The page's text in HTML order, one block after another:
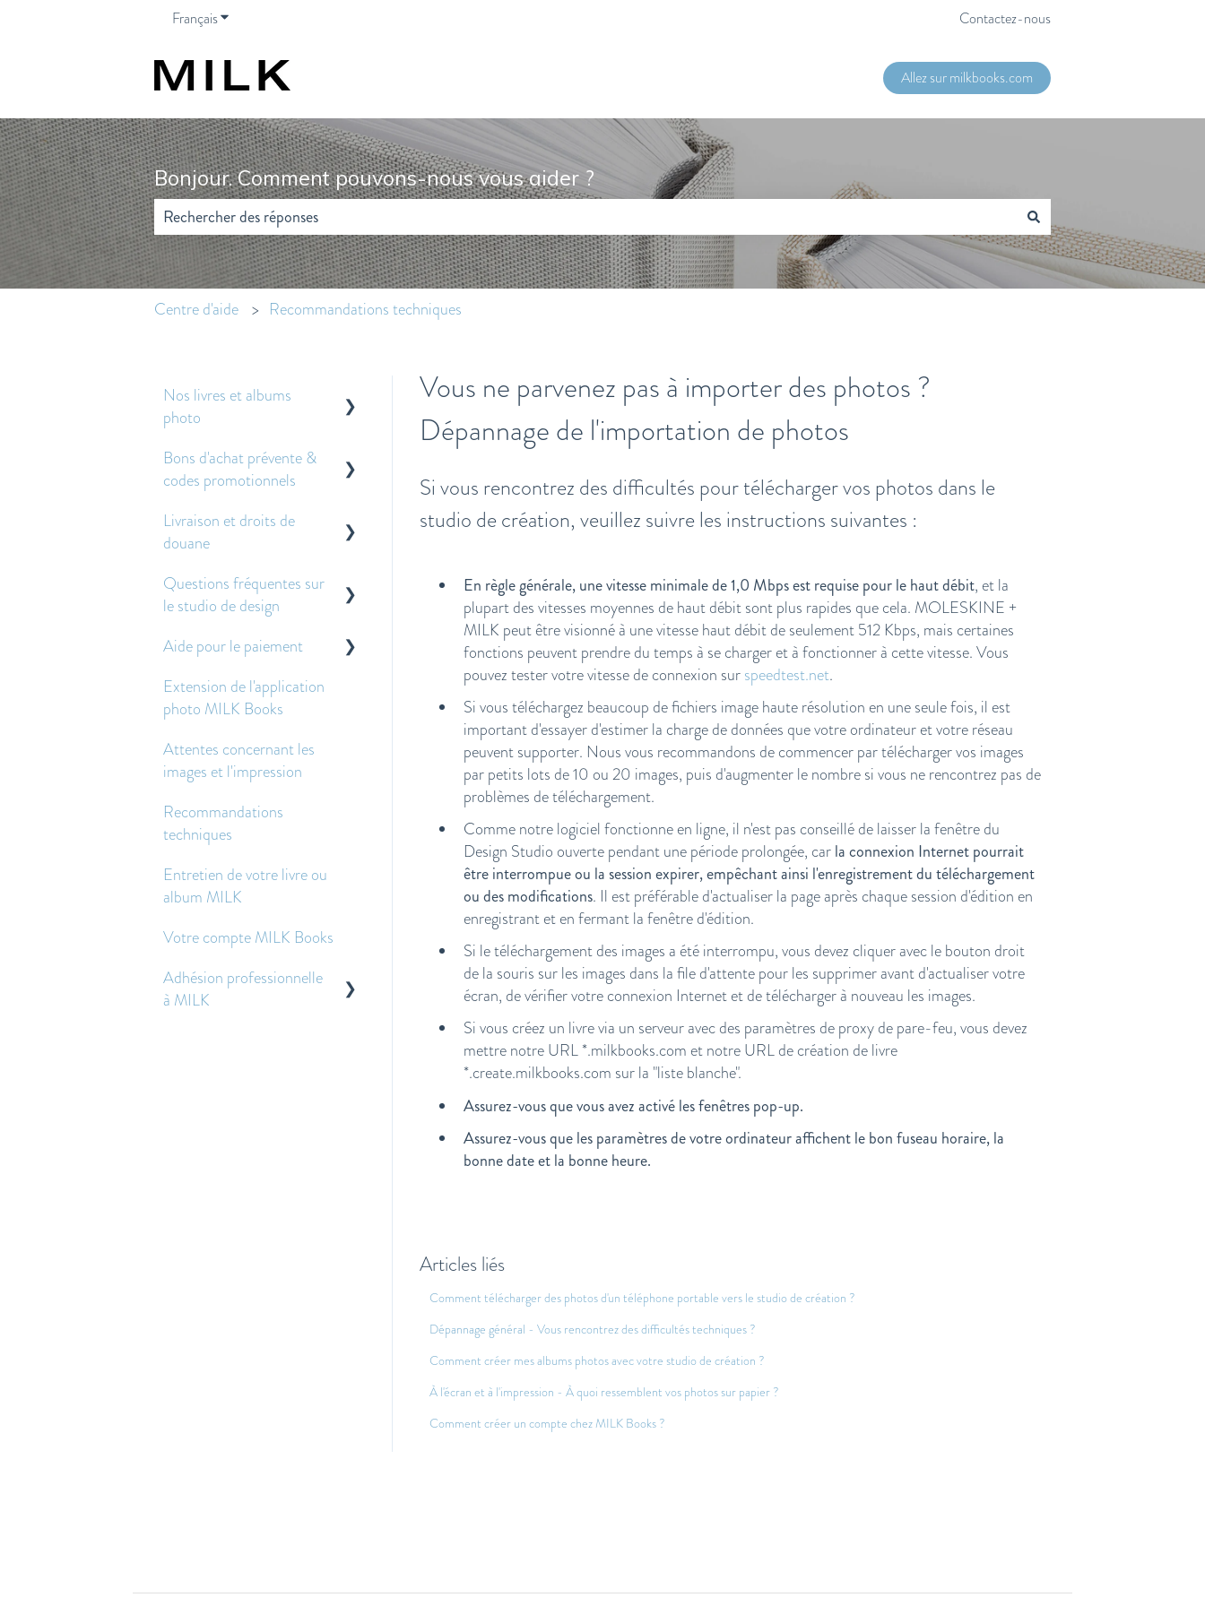
FrançaisAfficher le sous-menu pour les traductions Contactez-nous
Allez sur milkbooks.com
Bonjour. Comment pouvons-nous vous aider ?
Il n'y a aucune suggestion car le champ de recherche est vide.
Centre d'aide Recommandations techniques
Vous ne parvenez pas à importer des photos ?
Dépannage de l'importation de photos
Si vous rencontrez des difficultés pour télécharger vos photos dans le
studio de création, veuillez suivre les instructions suivantes :
En règle générale, une vitesse minimale de 1,0 Mbps est requise pour le haut débit, et la
plupart des vitesses moyennes de haut débit sont plus rapides que cela. MOLESKINE +
MILK peut être visionné à une vitesse haut débit de seulement 512 Kbps, mais certaines
fonctions peuvent prendre du temps à se charger et à fonctionner à cette vitesse. Vous
pouvez tester votre vitesse de connexion surspeedtest.net.
Si vous téléchargez beaucoup de fichiers image haute résolution en une seule fois, il est
important d'essayer d'estimer la charge de données que votre ordinateur et votre réseau
peuvent supporter. Nous vous recommandons de commencer par télécharger vos images
par petits lots de 10 ou 20 images, puis d'augmenter le nombre si vous ne rencontrez pas de
problèmes de téléchargement.
Comme notre logiciel fonctionne en ligne, il n'est pas conseillé de laisser la fenêtre du
Design Studio ouverte pendant une période prolongée, carla connexion Internet pourrait
être interrompue ou la session expirer, empêchant ainsi l'enregistrement du téléchargement
ou des modifications. Il est préférable d'actualiser la page après chaque session d'édition en
enregistrant et en fermant la fenêtre d'édition.
Si le téléchargement des images a été interrompu, vous devez cliquer avec le bouton droit
de la souris sur les images dans la file d'attente pour les supprimer avant d'actualiser votre
écran, de vérifier votre connexion Internet et de télécharger à nouveau les images.
Si vous créez un livre via un serveur avec des paramètres de proxy de pare-feu, vous devez
mettre notre URL *.milkbooks.com et notre URL de création de livre
*.create.milkbooks.com sur la "liste blanche".
Assurez-vous que vous avez activé les fenêtres pop-up.
Assurez-vous que les paramètres de votre ordinateur affichent le bon fuseau horaire, la
bonne date et la bonne heure.
Articles liés
Comment télécharger des photos d'un téléphone portable vers le studio de création ?
Dépannage général - Vous rencontrez des difficultés techniques ?
Comment créer mes albums photos avec votre studio de création ?
À l'écran et à l'impression - À quoi ressemblent vos photos sur papier ?
Comment créer un compte chez MILK Books ?
Nos livres et albums
photo
À propos de nos livres et
albums photo
Autres questions
fréquemment posées
Bons d'achat prévente &
codes promotionnels
À propos des bons de pré-
vente
Application des bons de
prévente et des codes
Livraison et droits de
douane
Droits de douane
Expédition économique -
Foire aux questions
Questions fréquentes sur
le studio de design
Pour commencer
Créer et modifier des
doubles-pages
Images - Questions
fréquentes
Texte - Questions
fréquentes
Autres questions
fréquemment posées
Aide pour le paiement
Questions sur le paiement
une commande
Extension de l'application
photo MILK Books
Attentes concernant les
images et l'impression
Recommandations
techniques
Entretien de votre livre ou
album MILK
Votre compte MILK Books
Adhésion professionnelle
à MILK